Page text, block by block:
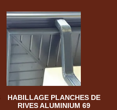
HABILLAGE PLANCHES DE
RIVES ALUMINIUM 69